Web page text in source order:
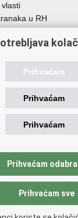
u RH
uprave
Union
Prihvaćam
Prihvaćam
Prihvaćam
Prihvaćam
Prihvaćam sve